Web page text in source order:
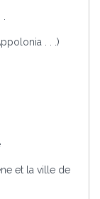
. . .)
et la ville de